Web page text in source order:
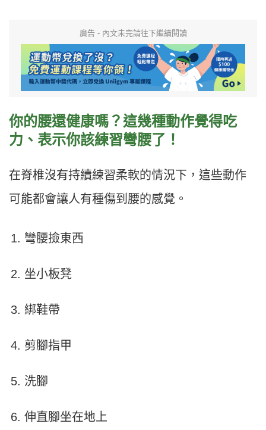
廣告 - 內文未完請往下繼續閱讀
你的腰還健康嗎？這幾種動作覺得吃
力、表示你該練習彎腰了！
在脊椎沒有持續練習柔軟的情況下，這些動作
可能都會讓人有種傷到腰的感覺。
彎腰撿東西
坐小板凳
綁鞋帶
剪腳指甲
洗腳
伸直腳坐在地上